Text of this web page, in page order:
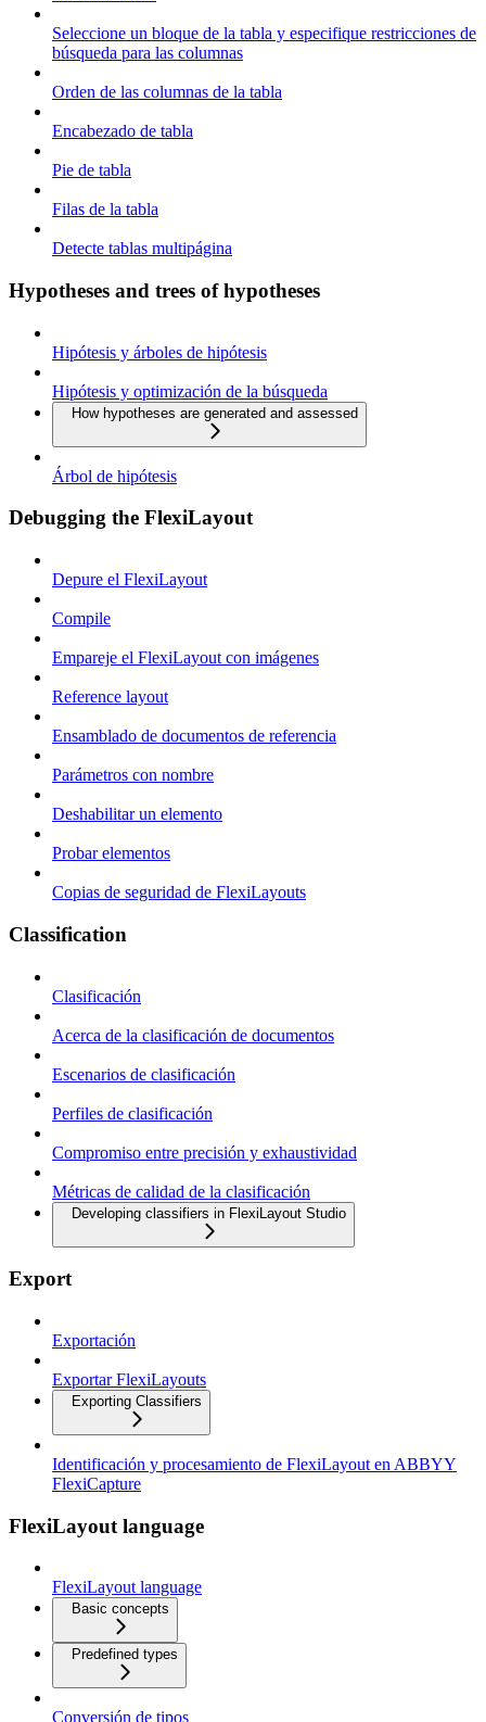
Seleccione un bloque de la tabla y especifique restricciones de
búsqueda para las columnas
Orden de las columnas de la tabla
Encabezado de tabla
Pie de tabla
Filas de la tabla
Detecte tablas multipágina
Hypotheses and trees of hypotheses
Hipótesis y árboles de hipótesis
Hipótesis y optimización de la búsqueda
How hypotheses are generated and assessed
Árbol de hipótesis
Debugging the FlexiLayout
Depure el FlexiLayout
Compile
Empareje el FlexiLayout con imágenes
Reference layout
Ensamblado de documentos de referencia
Parámetros con nombre
Deshabilitar un elemento
Probar elementos
Copias de seguridad de FlexiLayouts
Classification
Clasificación
Acerca de la clasificación de documentos
Escenarios de clasificación
Perfiles de clasificación
Compromiso entre precisión y exhaustividad
Métricas de calidad de la clasificación
Developing classifiers in FlexiLayout Studio
Export
Exportación
Exportar FlexiLayouts
Exporting Classifiers
Identificación y procesamiento de FlexiLayout en ABBYY
FlexiCapture
FlexiLayout language
FlexiLayout language
Basic concepts
Predefined types
Conversión de tipos